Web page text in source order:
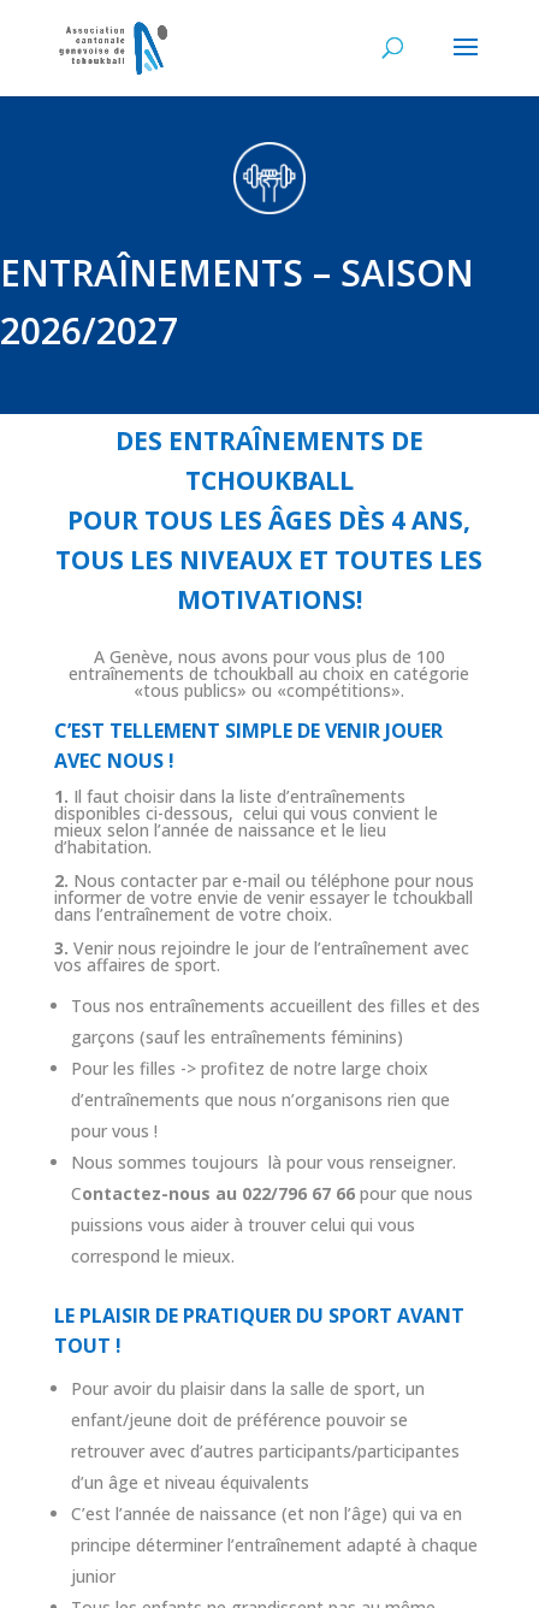
ENTRAÎNEMENTS – SAISON
2026/2027
DES ENTRAÎNEMENTS DE
TCHOUKBALL
POUR TOUS LES ÂGES DÈS 4 ANS,
TOUS LES NIVEAUX ET TOUTES LES
MOTIVATIONS!
A Genève, nous avons pour vous plus de 100
entraînements de tchoukball au choix en catégorie
«tous publics» ou «compétitions».
C’EST TELLEMENT SIMPLE DE VENIR JOUER
AVEC NOUS !
1. Il faut choisir dans la liste d’entraînements
disponibles ci-dessous, celui qui vous convient le
mieux selon l’année de naissance et le lieu
d’habitation.
2. Nous contacter par e-mail ou téléphone pour nous
informer de votre envie de venir essayer le tchoukball
dans l’entraînement de votre choix.
3. Venir nous rejoindre le jour de l’entraînement avec
vos affaires de sport.
Tous nos entraînements accueillent des filles et des
garçons (sauf les entraînements féminins)
Pour les filles -> profitez de notre large choix
d’entraînements que nous n’organisons rien que
pour vous !
Nous sommes toujours là pour vous renseigner.
Contactez-nous au 022/796 67 66pour que nous
puissions vous aider à trouver celui qui vous
correspond le mieux.
LE PLAISIR DE PRATIQUER DU SPORT AVANT
TOUT !
Pour avoir du plaisir dans la salle de sport, un
enfant/jeune doit de préférence pouvoir se
retrouver avec d’autres participants/participantes
d’un âge et niveau équivalents
C’est l’année de naissance (et non l’âge) qui va en
principe déterminer l’entraînement adapté à chaque
junior